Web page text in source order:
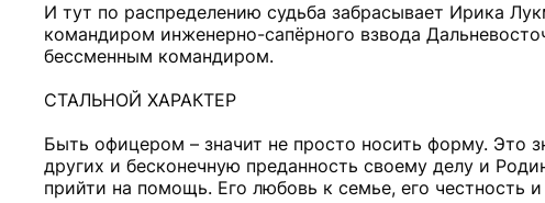
И тут по распределению судьба забрасывает Ирика
командиром инженерно-сапёрного взвода
бессменным командиром.
СТАЛЬНОЙ ХАРАКТЕР
Быть офицером – значит не просто носить форму. Это
других и бесконечную преданность своему делу и
прийти на помощь. Его любовь к семье, его честность